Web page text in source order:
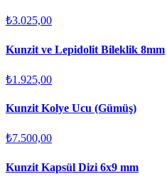
₺3.025,00
Kunzit ve Lepidolit Bileklik 8mm
₺1.925,00
Kunzit Kolye Ucu (Gümüş)
₺7.500,00
Kunzit Kapsül Dizi 6x9 mm